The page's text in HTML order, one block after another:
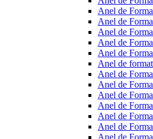
Anel de
Anel de
Anel de
Anel de
Anel de
Anel de
Anel de
Anel de
Anel de
Anel de
Anel de
Anel de
Anel de